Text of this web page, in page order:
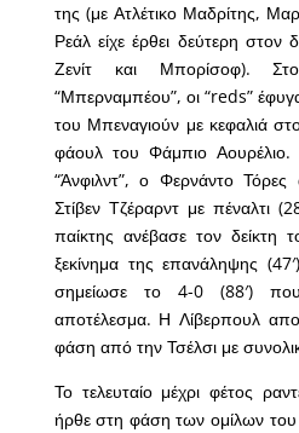
της (με Ατλέτικο Μαδρίτης,
Ρεάλ είχε έρθει δεύτερη στον
Ζενίτ και Μπορίσοφ).
“Μπερναμπέου”, οι “reds”
του Μπεναγιούν με κεφαλιά
φάουλ του Φάμπιο Αουρέλιο.
“Άνφιλντ”, ο Φερνάντο
Στίβεν Τζέραρντ με πέναλτι
παίκτης ανέβασε τον
ξεκίνημα της επανάληψης
σημείωσε το 4-0 (88′)
αποτέλεσμα. Η Λίβερπουλ
φάση από την Τσέλσι με
Το τελευταίο μέχρι φέτος
ήρθε στη φάση των ομίλων